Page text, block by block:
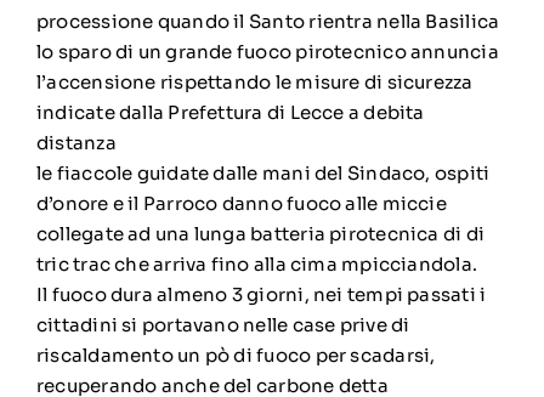
processione quando il Santo rientra nella Basilica
lo sparo di un grande fuoco pirotecnico annuncia
l’accensione rispettando le misure di sicurezza
indicate dalla Prefettura di Lecce a debita
distanza
le fiaccole guidate dalle mani del Sindaco, ospiti
d’onore e il Parroco danno fuoco alle miccie
collegate ad una lunga batteria pirotecnica di di
tric trac che arriva fino alla cima mpicciandola.
Il fuoco dura almeno 3 giorni, nei tempi passati i
cittadini si portavano nelle case prive di
riscaldamento un pò di fuoco per scadarsi,
recuperando anche del carbone detta